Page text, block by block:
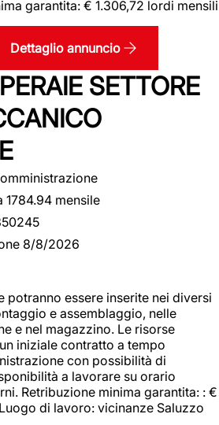
garantita: € 1.306,72 lordi mensili
Dettaglio annuncio
SETTORE
1784.94 mensile
8/8/2026
potranno essere inserite nei diversi
e assemblaggio, nelle
e nel magazzino. Le risorse
iniziale contratto a tempo
con possibilità di
a lavorare su orario
Retribuzione minima garantita: : €
di lavoro: vicinanze Saluzzo